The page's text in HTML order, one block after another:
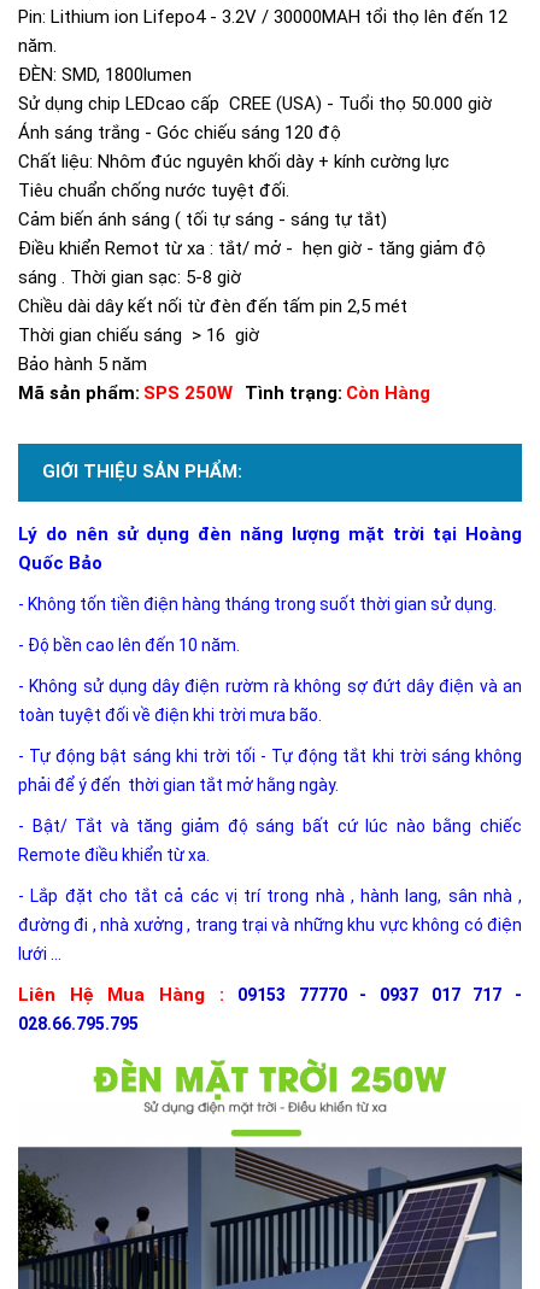
Pin: Lithium ion Lifepo4 - 3.2V / 30000MAH tổi thọ lên đến 12
năm.
ĐÈN: SMD, 1800lumen
Sử dụng chip LEDcao cấp CREE (USA) - Tuổi thọ 50.000 giờ
Ánh sáng trắng - Góc chiếu sáng 120 độ
Chất liệu: Nhôm đúc nguyên khối dày + kính cường lực
Tiêu chuẩn chống nước tuyệt đối.
Cảm biến ánh sáng ( tối tự sáng - sáng tự tắt)
Điều khiển Remot từ xa : tắt/ mở - hẹn giờ - tăng giảm độ
sáng . Thời gian sạc: 5-8 giờ
Chiều dài dây kết nối từ đèn đến tấm pin 2,5 mét
Thời gian chiếu sáng > 16 giờ
Bảo hành 5 năm
Mã sản phẩm: SPS 250W Tình trạng: Còn Hàng
GIỚI THIỆU SẢN PHẨM:
Lý do nên sử dụng đèn năng lượng mặt trời tại Hoàng
Quốc Bảo
- Không tốn tiền điện hàng tháng trong suốt thời gian sử dụng.
- Độ bền cao lên đến 10 năm.
- Không sử dụng dây điện rườm rà không sợ đứt dây điện và an
toàn tuyệt đối về điện khi trời mưa bão.
- Tự động bật sáng khi trời tối - Tự động tắt khi trời sáng không
phải để ý đến thời gian tắt mở hằng ngày.
- Bật/ Tắt và tăng giảm độ sáng bất cứ lúc nào bằng chiếc
Remote điều khiển từ xa.
- Lắp đặt cho tắt cả các vị trí trong nhà , hành lang, sân nhà ,
đường đi , nhà xưởng , trang trại và những khu vực không có điện
lưới ...
Liên Hệ Mua Hàng :
09153 77770 - 0937 017 717 -
028.66.795.795